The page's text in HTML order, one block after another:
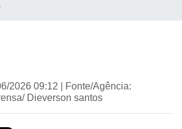
2026 09:12 | Fonte/Agência:
Dieverson santos